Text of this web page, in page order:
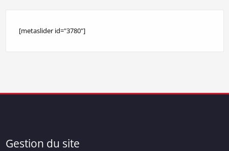
[metaslider id="3780"]
Gestion du site